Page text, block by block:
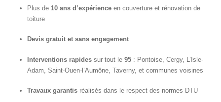
Plus de 10 ans d’expérience en couverture et rénovation de
toiture
Devis gratuit et sans engagement
Interventions rapides sur tout le 95 : Pontoise, Cergy, L’Isle-
Adam, Saint-Ouen-l’Aumône, Taverny, et communes voisines
Travaux garantis réalisés dans le respect des normes DTU